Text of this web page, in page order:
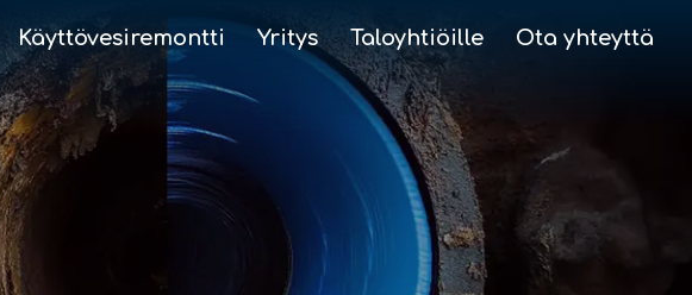
Käyttövesiremontti Yritys Taloyhtiöille Ota yhteyttä